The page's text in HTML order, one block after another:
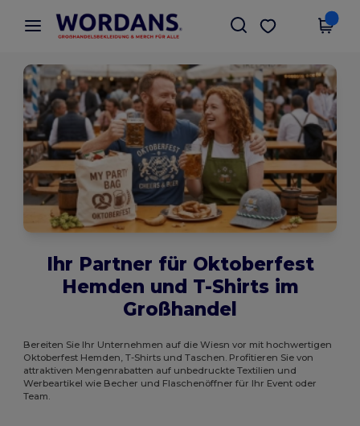
× Wordans App
Bessere Preise in der App!
App holen
Ihr Partner für Oktoberfest
Hemden und T-Shirts im
Großhandel
Bereiten Sie Ihr Unternehmen auf die Wiesn vor mit hochwertigen
Oktoberfest Hemden, T-Shirts und Taschen. Profitieren Sie von
attraktiven Mengenrabatten auf unbedruckte Textilien und
Werbeartikel wie Becher und Flaschenöffner für Ihr Event oder
Team.